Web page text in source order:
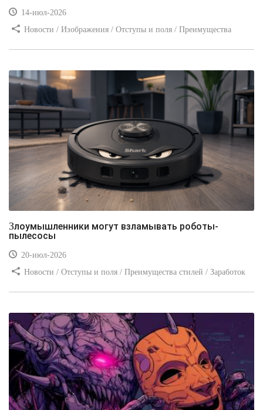
14-июл-2026
Новости / Изображения / Отступы и поля / Преимущества
Злоумышленники могут взламывать роботы-
пылесосы
20-июл-2026
Новости / Отступы и поля / Преимущества стилей / Заработок